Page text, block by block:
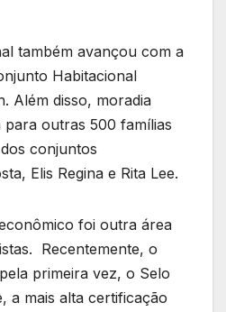
também avançou com a
Habitacional
Além disso, moradia
para outras 500 famílias
conjuntos
Elis Regina e Rita Lee.
foi outra área
Recentemente, o
primeira vez, o Selo
a mais alta certificação